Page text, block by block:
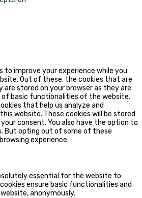
to improve your experience while you
Out of these, the cookies that are
are stored on your browser as they are
basic functionalities of the website.
that help us analyze and
website. These cookies will be stored
consent. You also have the option to
But opting out of some of these
experience.
essential for the website to
ensure basic functionalities and
anonymously.